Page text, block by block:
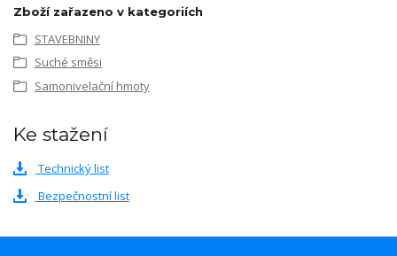
Zboží zařazeno v kategoriích
STAVEBNINY
Suché směsi
Samonivelační hmoty
Ke stažení
Technický list
Bezpečnostní list